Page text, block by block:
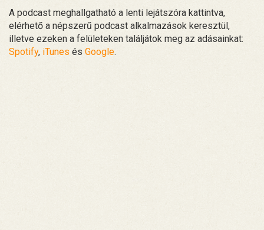
A podcast meghallgatható a lenti lejátszóra kattintva,
elérhető a népszerű podcast alkalmazások keresztül,
illetve ezeken a felületeken találjátok meg az adásainkat:
Spotify, iTunes és Google.